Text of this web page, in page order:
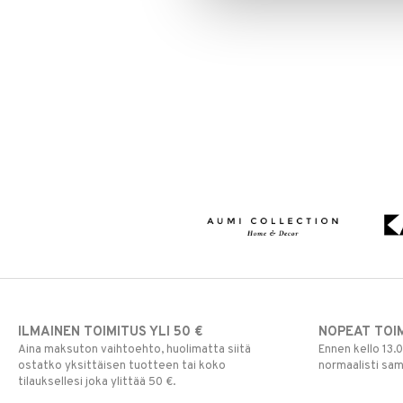
ILMAINEN TOIMITUS YLI 50 €
Aina maksuton vaihtoehto, huolimatta siitä
ostatko yksittäisen tuotteen tai koko
tilauksellesi joka ylittää 50 €.
NOPEAT
Ennen kello
normaalisti